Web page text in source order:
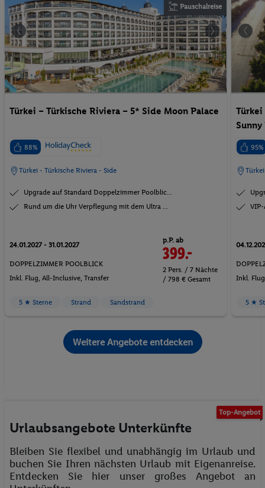
Pauschalreise
Türkei – Türkische Riviera – 5* Side Moon Palace
88%
Türkei - Türkische Riviera - Side
Upgrade auf Standard Doppelzimmer Poolblic...
Rund um die Uhr Verpflegung mit dem Ultra ...
24.01.2027 - 31.01.2027
DOPPELZIMMER POOLBLICK
Inkl. Flug, All-Inclusive , Transfer
p.P. ab
399.-
2 Pers. / 7 Nächte
/ 798 € Gesamt
5 ★ Sterne Strand Sandstrand
Türkei
Sunny
95%
Inkl.
5 ★
Weitere Angebote entdecken
Top-Angebot
Urlaubsangebote Unterkünfte
Bleiben Sie flexibel und unabhängig im Urlaub und
buchen Sie Ihren nächsten Urlaub mit Eigenanreise.
Entdecken Sie hier unser großes Angebot an